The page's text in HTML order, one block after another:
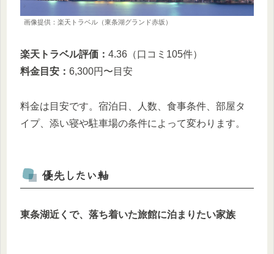
画像提供：楽天トラベル（東条湖グランド赤坂）
楽天トラベル評価： 4.36（口コミ105件）
料金目安： 6,300円〜目安
料金は目安です。宿泊日、人数、食事条件、部屋タ
イプ、添い寝や駐車場の条件によって変わります。
優先したい軸
東条湖近くで、落ち着いた旅館に泊まりたい家族